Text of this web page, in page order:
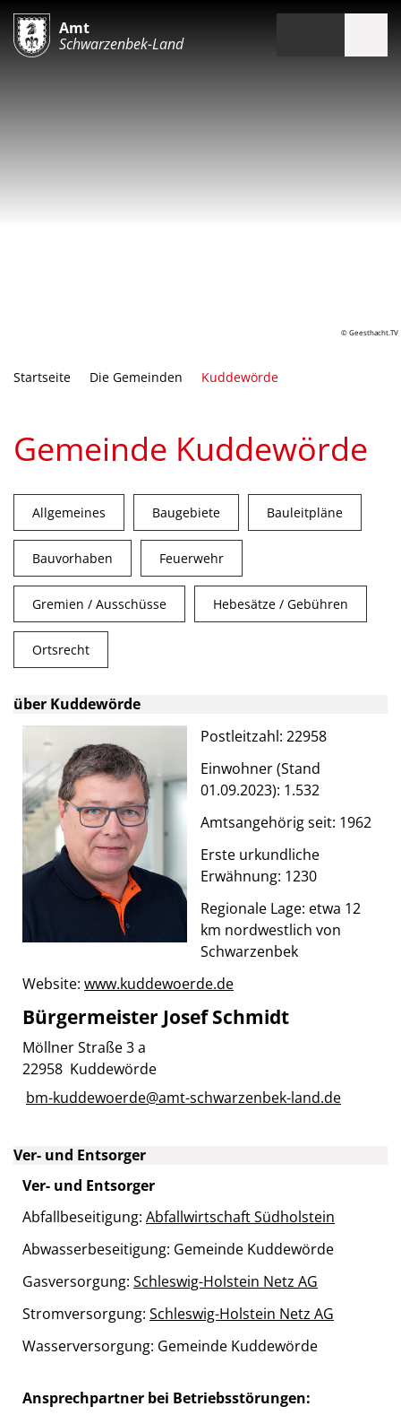
Amt
Schwarzenbek-Land
© Geesthacht.TV
Startseite Die Gemeinden Kuddewörde
Gemeinde Kuddewörde
Allgemeines Baugebiete Bauleitpläne
Bauvorhaben Feuerwehr
Gremien / Ausschüsse Hebesätze / Gebühren
Ortsrecht
über Kuddewörde
Postleitzahl: 22958
Einwohner (Stand
01.09.2023): 1.532
Amtsangehörig seit: 1962
Erste urkundliche
Erwähnung: 1230
Regionale Lage: etwa 12
km nordwestlich von
Schwarzenbek
Website: www.kuddewoerde.de
Bürgermeister Josef Schmidt
Möllner Straße 3 a
22958 Kuddewörde
bm-kuddewoerde@amt-schwarzenbek-land.de
Ver- und Entsorger
Ver- und Entsorger
Abfallbeseitigung: Abfallwirtschaft Südholstein
Abwasserbeseitigung: Gemeinde Kuddewörde
Gasversorgung: Schleswig-Holstein Netz AG
Stromversorgung: Schleswig-Holstein Netz AG
Wasserversorgung: Gemeinde Kuddewörde
Ansprechpartner bei Betriebsstörungen: